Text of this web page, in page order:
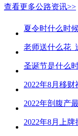
查看更多公路资讯>>
夏令时什么时
老师送什么花_
圣诞节是什么
2022年剖腹产